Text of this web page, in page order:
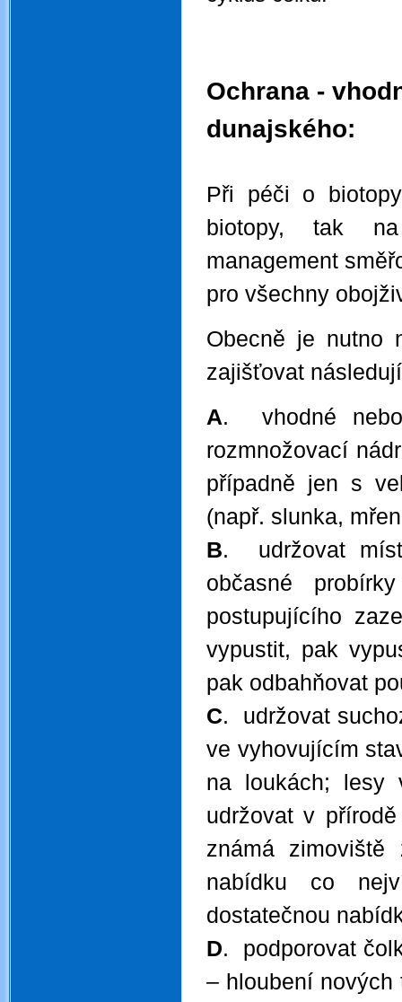
Ochrana -
dunajského:
Při péči o
biotopy, tak
management
pro všechny
Obecně je nutno
zajišťovat
A. vhodné nebo
rozmnožovací
případně jen s
(např. slunka,
B. udržovat
občasné
postupujícího
vypustit, pak
pak odbahňovat
C. udržovat
ve vyhovujícím
na loukách; lesy
udržovat v
známá zimoviště
nabídku co
dostatečnou
D. podporovat
– hloubení nových